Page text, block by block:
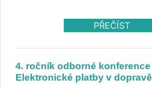
PŘEČÍST
4. ročník odborné konference
Elektronické platby v dopravě